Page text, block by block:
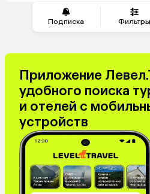
Подписка Фильтры
Приложение
удобного поиска
и отелей с
устройств